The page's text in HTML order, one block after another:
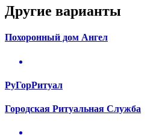
Другие варианты
Похоронный дом Ангел
РуГорРитуал
Городская Ритуальная Служба